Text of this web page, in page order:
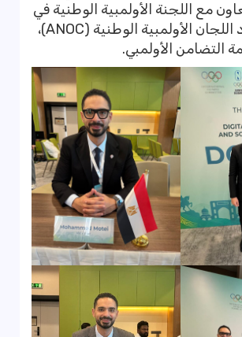
مع اللجنة الأولمبية الوطنية في
أذربيجان واتحاد اللجان الأولمبية الوطنية (ANOC)،
التضامن الأولمبي.